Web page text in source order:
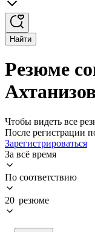
Найти
Резюме
Чтобы видеть все
После регистрации
Зарегистрироваться
За всё время
По соответствию
20 резюме